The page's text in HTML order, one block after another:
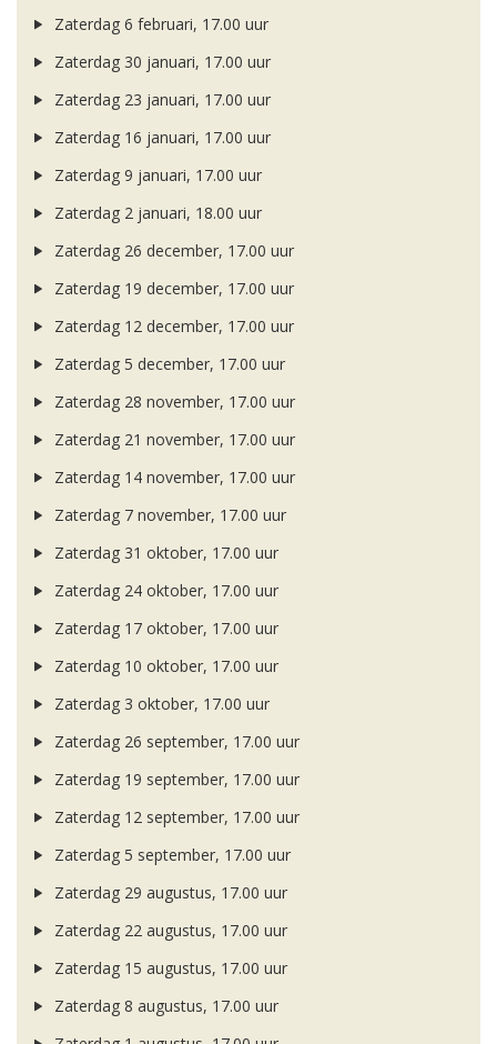
Zaterdag 6 februari, 17.00 uur
Zaterdag 30 januari, 17.00 uur
Zaterdag 23 januari, 17.00 uur
Zaterdag 16 januari, 17.00 uur
Zaterdag 9 januari, 17.00 uur
Zaterdag 2 januari, 18.00 uur
Zaterdag 26 december, 17.00 uur
Zaterdag 19 december, 17.00 uur
Zaterdag 12 december, 17.00 uur
Zaterdag 5 december, 17.00 uur
Zaterdag 28 november, 17.00 uur
Zaterdag 21 november, 17.00 uur
Zaterdag 14 november, 17.00 uur
Zaterdag 7 november, 17.00 uur
Zaterdag 31 oktober, 17.00 uur
Zaterdag 24 oktober, 17.00 uur
Zaterdag 17 oktober, 17.00 uur
Zaterdag 10 oktober, 17.00 uur
Zaterdag 3 oktober, 17.00 uur
Zaterdag 26 september, 17.00 uur
Zaterdag 19 september, 17.00 uur
Zaterdag 12 september, 17.00 uur
Zaterdag 5 september, 17.00 uur
Zaterdag 29 augustus, 17.00 uur
Zaterdag 22 augustus, 17.00 uur
Zaterdag 15 augustus, 17.00 uur
Zaterdag 8 augustus, 17.00 uur